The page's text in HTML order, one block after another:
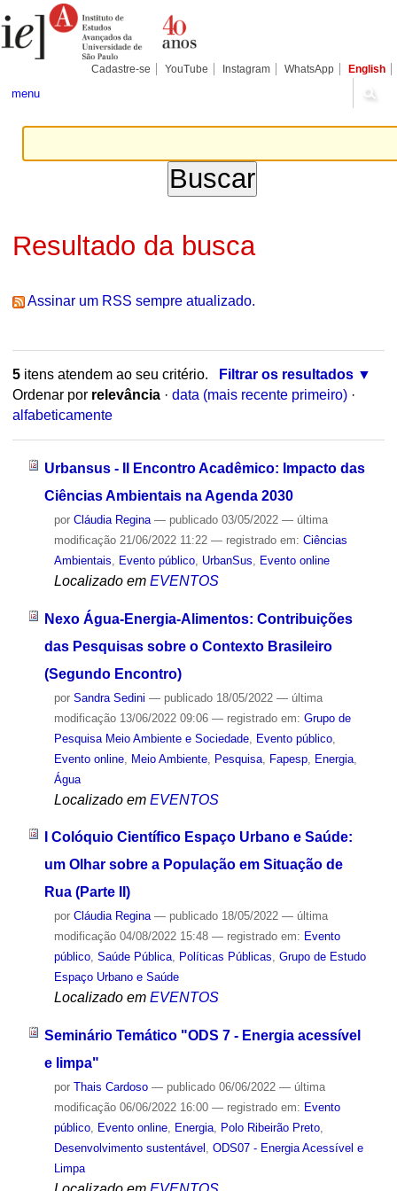
para
conteúdo.
Pessoais
Cadastre-se YouTube Instagram WhatsApp English
menu
Resultado da busca
Assinar um RSS sempre atualizado.
5itens atendem ao seu critério.
Filtrar os resultados
Ordenar por relevância · data (mais recente primeiro) ·
alfabeticamente
Urbansus - II Encontro Acadêmico: Impacto das
Ciências Ambientais na Agenda 2030
por Cláudia Regina — publicado03/05/2022 — última
modificação21/06/2022 11:22 — registrado em: Ciências
Ambientais
Evento público, UrbanSus Evento online
Localizado em EVENTOS
Nexo Água-Energia-Alimentos: Contribuições
das Pesquisas sobre o Contexto Brasileiro
(Segundo Encontro)
por Sandra Sedini — publicado18/05/2022 — última
modificação13/06/2022 09:06 — registrado em: Grupo de
Pesquisa Meio Ambiente e Sociedade, Evento público,
Evento online, Meio Ambiente, Pesquisa, Fapesp, Energia,
Água
Localizado em EVENTOS
I Colóquio Científico Espaço Urbano e Saúde:
um Olhar sobre a População em Situação de
Rua (Parte II)
por Cláudia Regina — publicado18/05/2022 — última
modificação04/08/2022 15:48 — registrado em: Evento
público, Saúde Pública, Políticas Públicas, Grupo de Estudo
Espaço Urbano e Saúde
Localizado em EVENTOS
Seminário Temático "ODS 7 - Energia acessível
e limpa"
por Thais Cardoso — publicado06/06/2022 — última
modificação06/06/2022 16:00 — registrado em: Evento
público, Evento online, Energia, Polo Ribeirão Preto,
Desenvolvimento sustentável , ODS07 - Energia Acessível e
Limpa